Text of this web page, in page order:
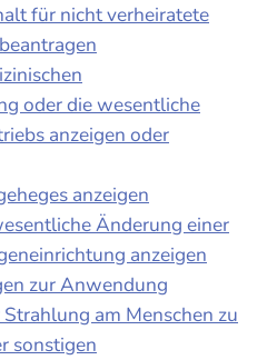
für nicht verheiratete
oder die wesentliche
anzeigen oder
anzeigen
Änderung einer
anzeigen
zur Anwendung
am Menschen zu
sonstigen